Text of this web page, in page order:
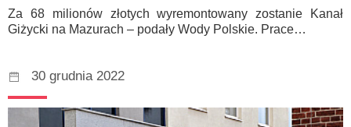
Za 68 milionów złotych wyremontowany zostanie Kanał
Giżycki na Mazurach – podały Wody Polskie. Prace…
30 grudnia 2022